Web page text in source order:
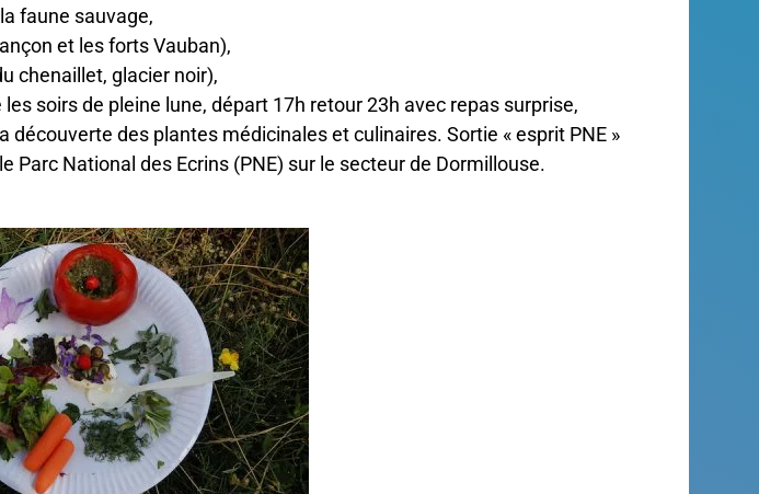
faune sauvage,
et les forts Vauban),
chenaillet, glacier noir),
soirs de pleine lune, départ 17h retour 23h avec repas surprise,
découverte des plantes médicinales et culinaires. Sortie « esprit PNE »
Parc National des Ecrins (PNE) sur le secteur de Dormillouse.